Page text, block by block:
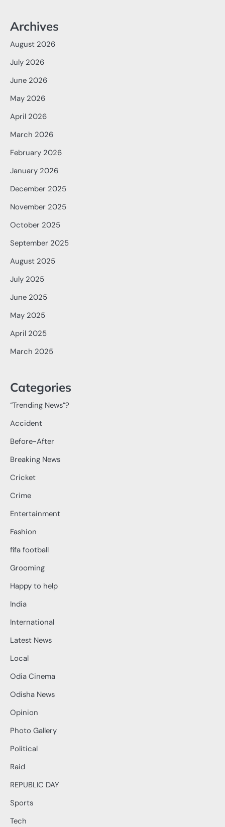
Archives
August 2026
July 2026
June 2026
May 2026
April 2026
March 2026
February 2026
January 2026
December 2025
November 2025
October 2025
September 2025
August 2025
July 2025
June 2025
May 2025
April 2025
March 2025
Categories
“Trending News”?
Accident
Before-After
Breaking News
Cricket
Crime
Entertainment
Fashion
fifa football
Grooming
Happy to help
India
International
Latest News
Local
Odia Cinema
Odisha News
Opinion
Photo Gallery
Political
Raid
REPUBLIC DAY
Sports
Tech